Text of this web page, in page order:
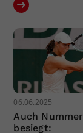
06.06.2025
Auch Nummer
besiegt: